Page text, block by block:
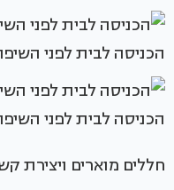
הכניסה לבית לפני
הכניסה לבית לפני
חללים מוארים ויצירת